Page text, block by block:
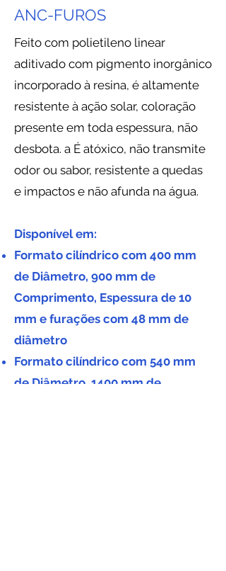
ANC-FUROS
Feito com polietileno linear
aditivado com pigmento inorgânico
incorporado à resina, é altamente
resistente à ação solar, coloração
presente em toda espessura, não
desbota. a É atóxico, não transmite
odor ou sabor, resistente a quedas
e impactos e não afunda na água.
Disponível em:
Formato cilíndrico com 400 mm
de Diâme tro, 900 mm de
Comprimento, Espessura de 10
mm e furações com 48 mm de
diâme tro
​Formato cilíndrico com 540 mm
de Diâme tro, 1400 mm de